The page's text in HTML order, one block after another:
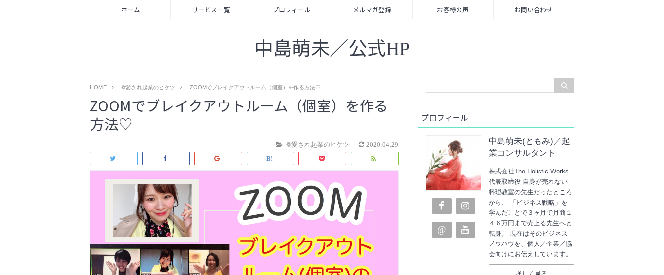
ホーム サービス一覧 プロフィール メルマガ登録 お客様の声 お問い合わせ
中島萌未／公式HP
HOME ❁愛され起業のヒケツ ZOOMでブレイクアウトルーム（個室）を作る方法♡
ZOOMでブレイクアウトルーム（個室）を作る
方法♡
❁愛され起業のヒケツ 2020.04.29
プロフィール
中島萌未(ともみ)／起
業コンサルタント
株式会社The Holistic Works
代表取締役 自身が売れない
料理教室の先生だったところ
から、 「ビジネス戦略」を
学んだことで３ヶ月で月商１
４６万円まで売上る先生へと
転身。 現在はそのビジネス
ノウハウを、個人／企業／協
会向けにお伝えしています。